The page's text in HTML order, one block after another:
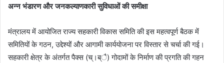
अन्न भंडारण और जनकल्याणकारी सुविधाओं की समीक्षा
मंत्रालय में आयोजित राज्य सहकारी विकास समिति की इस महत्वपूर्ण बैठक में
समितियों के गठन, उद्देश्यों और आगामी कार्ययोजना पर विस्तार से चर्चा की गई।
सहकारी क्षेत्र के अंतर्गत पैक्स (च्।ब्ै) गोदामों के निर्माण की प्रगति की गहन